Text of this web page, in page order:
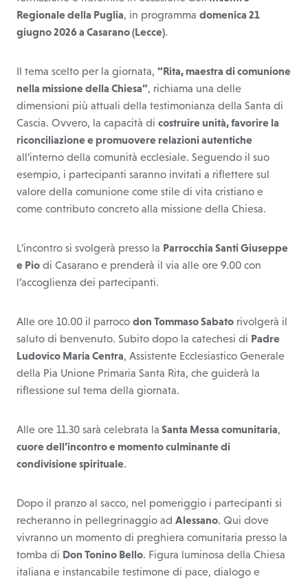
Regionale della Puglia, in programma domenica 21
giugno 2026 a Casarano (Lecce).
Il tema scelto per la giornata, “Rita, maestra di comunione
nella missione della Chiesa”, richiama una delle
dimensioni più attuali della testimonianza della Santa di
Cascia. Ovvero, la capacità di costruire unità, favorire la
riconciliazione e promuovere relazioni autentiche
all’interno della comunità ecclesiale. Seguendo il suo
esempio, i partecipanti saranno invitati a riflettere sul
valore della comunione come stile di vita cristiano e
come contributo concreto alla missione della Chiesa.
L’incontro si svolgerà presso la Parrocchia Santi Giuseppe
e Pio di Casarano e prenderà il via alle ore 9.00 con
l’accoglienza dei partecipanti.
Alle ore 10.00 il parroco don Tommaso Sabato rivolgerà il
saluto di benvenuto. Subito dopo la catechesi di Padre
Ludovico Maria Centra, Assistente Ecclesiastico Generale
della Pia Unione Primaria Santa Rita, che guiderà la
riflessione sul tema della giornata.
Alle ore 11.30 sarà celebrata la Santa Messa comunitaria,
cuore dell’incontro e momento culminante di
condivisione spirituale.
Dopo il pranzo al sacco, nel pomeriggio i partecipanti si
recheranno in pellegrinaggio ad Alessano. Qui dove
vivranno un momento di preghiera comunitaria presso la
tomba di Don Tonino Bello. Figura luminosa della Chiesa
italiana e instancabile testimone di pace, dialogo e